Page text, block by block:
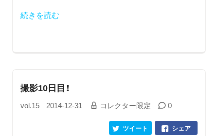
続きを読む
撮影10日目！
vol.15 2014-12-31 コレクター限定 0
シェア
ツイート